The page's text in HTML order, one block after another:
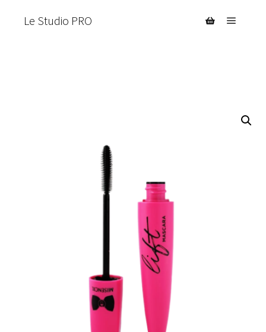
Le Studio PRO